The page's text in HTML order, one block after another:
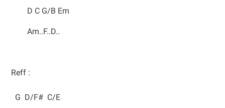
D C G/B Em
Am..F..D..
Reff :
G D/F# C/E